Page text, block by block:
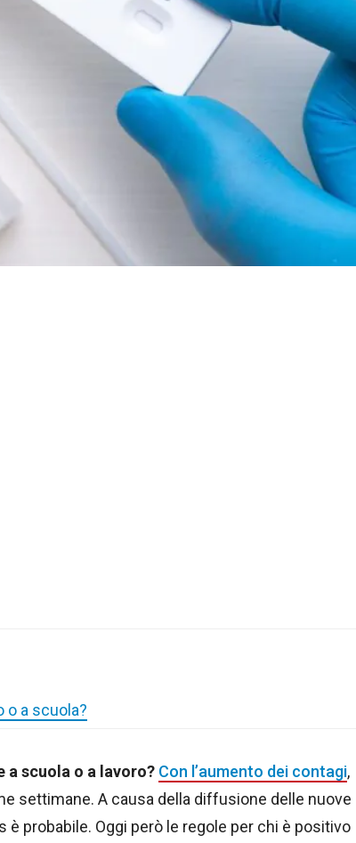
o a scuola?
a scuola o a lavoro? Con l’aumento dei contagi,
settimane. A causa della diffusione delle nuove
probabile. Oggi però le regole per chi è positivo